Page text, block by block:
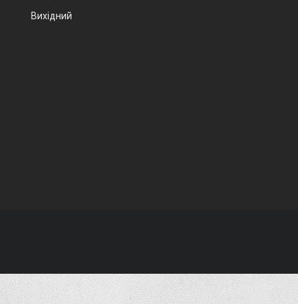
Вихідний